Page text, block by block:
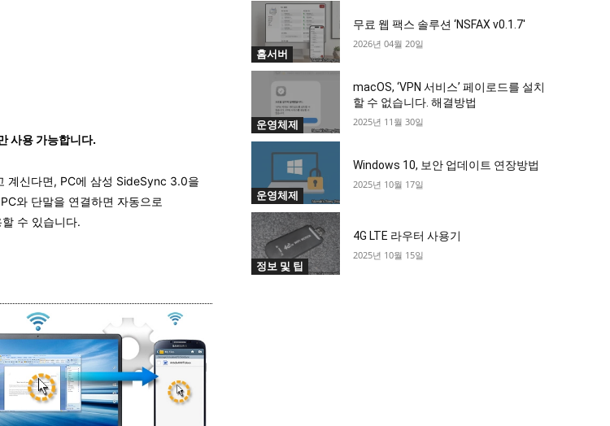
사용 가능합니다.
계신다면, PC에 삼성 SideSync 3.0을
와 단말을 연결하면 자동으로
수 있습니다.
홈서버
무료 웹 팩스 솔루션 ‘NSFAX v0.1.7′
2026년 04월 20일
운영체제
macOS, ‘VPN 서비스’ 페이로드를 설치
할 수 없습니다. 해결방법
2025년 11월 30일
운영체제
Windows 10, 보안 업데이트 연장방법
2025년 10월 17일
정보 및 팁
4G LTE 라우터 사용기
2025년 10월 15일